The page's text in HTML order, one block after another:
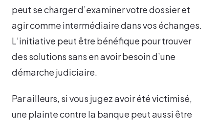
peut se charger d’examiner votre dossier et
agir comme intermédiaire dans vos échanges.
L’initiative peut être bénéfique pour trouver
des solutions sans en avoir besoin d’une
démarche judiciaire.
Par ailleurs, si vous jugez avoir été victimisé,
une plainte contre la banque peut aussi être